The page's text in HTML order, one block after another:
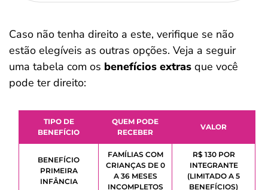
Caso não tenha direito a este, verifique se não
estão elegíveis as outras opções. Veja a seguir
uma tabela com os benefícios extras que você
pode ter direito:
TIPO DE
BENEFÍCIO
QUEM PODE
RECEBER
VALOR
BENEFÍCIO
PRIMEIRA
INFÂNCIA
FAMÍLIAS COM
CRIANÇAS DE 0
A 36 MESES
INCOMPLETOS
R$ 130 POR
INTEGRANTE
(LIMITADO A 5
BENEFÍCIOS)